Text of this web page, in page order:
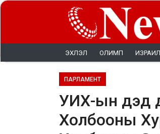
ЭХЛЭЛ ОЛИМП
ПАРЛАМЕНТ
УИХ-ын дэд
Холбооны